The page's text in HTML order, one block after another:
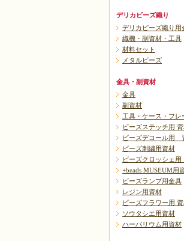
デリカビーズ織り
デリカビーズ織り用
織機・副資材・工具
材料セット
メタルビーズ
金具・副資材
金具
副資材
工具・ケース・フレ
ビーズステッチ用
ビーズデコール用
ビーズ刺繍用資材
ビーズクロッシェ用
+beads MUSEUM用
ビーズランプ用金具
レジン用資材
ビーズフラワー用
ソウタシエ用資材
ハーバリウム用資材